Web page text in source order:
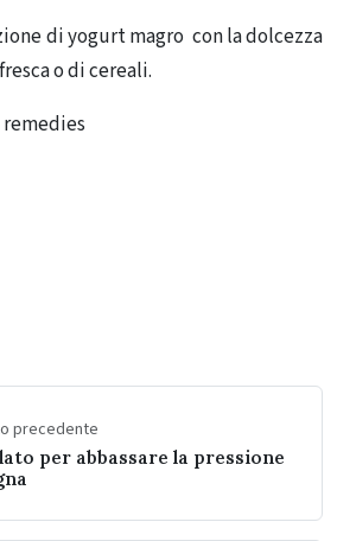
di yogurt magro con la dolcezza
o di cereali.
precedente
per abbassare la pressione